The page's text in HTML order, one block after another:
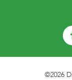
©2026